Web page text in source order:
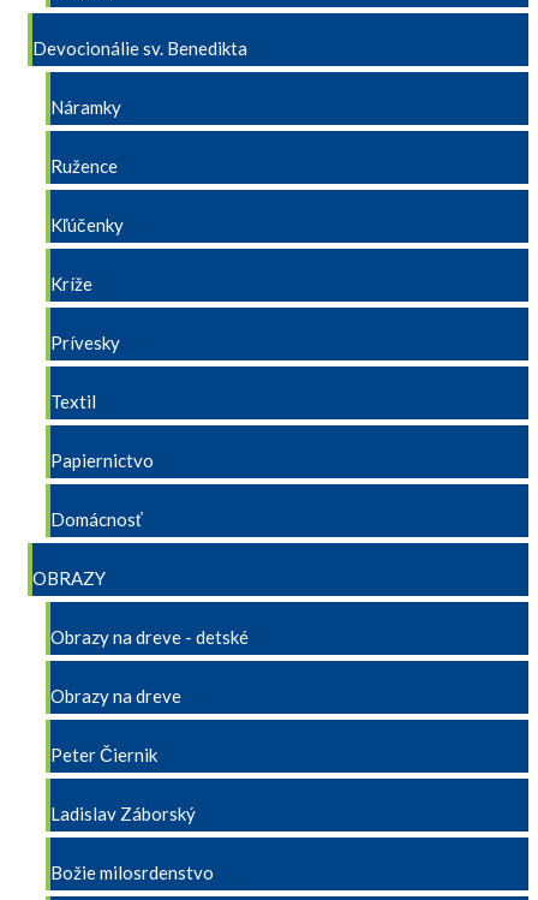
Devocionálie sv. Benedikta
Náramky
Ružence
Kľúčenky
Kríže
Prívesky
Textil
Papiernictvo
Domácnosť
OBRAZY
Obrazy na dreve - detské
Obrazy na dreve
Peter Čiernik
Ladislav Záborský
Božie milosrdenstvo